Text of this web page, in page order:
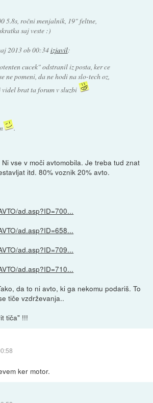
5.8s, ročni menjalnik, 19" feltne,
saj veste :)
2013 ob 00:34izjavil:
cucek" odstranil iz posta, ker ce
ne pomeni, da ne hodi na slo-tech oz,
brat ta forum v sluzbi
.
vse v moči avtomobila. Je treba tud znat
itd. 80% voznik 20% avto.
ad.asp?ID=700...
ad.asp?ID=658...
ad.asp?ID=709...
ad.asp?ID=710...
da to ni avto, ki ga nekomu podariš. To
tiče vzdrževanja..
tiča" !!!
ker motor.